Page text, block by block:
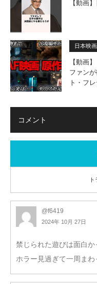
【動画
日本映
【動画
ファン
ト・フ
コメント
@f6419
2024年 10月 27日
禁じられた遊びは面白か
ホラー見過ぎて一周ま